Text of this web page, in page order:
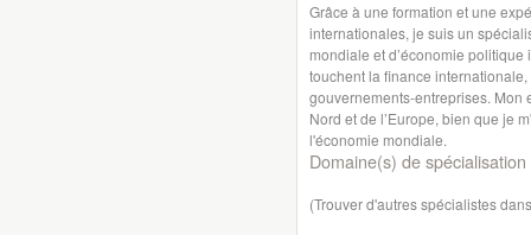
Grâce à une formation et une
internationales, je suis un
mondiale et d’économie
touchent la finance
gouvernements-entreprises. Mon
Nord et de l’Europe, bien que je
l'économie mondiale.
Domaine(s) de spécialisation
(Trouver d'autres spécialistes